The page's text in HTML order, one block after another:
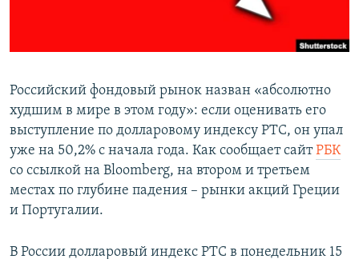
УКРАИНСКАЯ ПРОБЛЕМА КРЫМА
Все сайты RFE/RL
Российский фондовый рынок назван «абсолютно
худшим в мире в этом году»​: если оценивать его
выступление по долларовому индексу РТС, он упал
уже на 50,2% с начала года. Как сообщает сайтРБК
со ссылкой на Bloomberg, на втором и третьем
местах по глубине падения – рынки акций Греции
и Португалии.
В России долларовый индекс РТС в понедельник 15